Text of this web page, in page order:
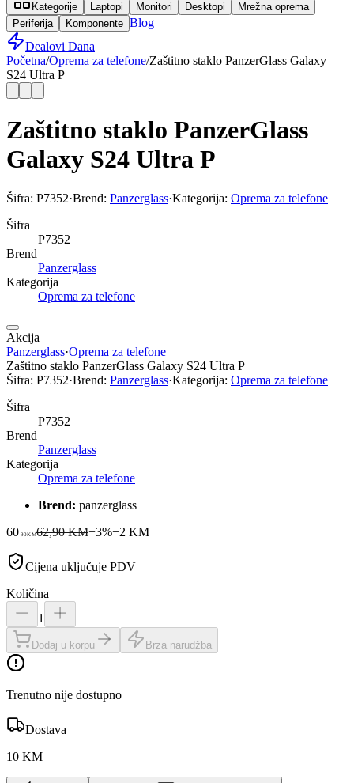
Kategorije Laptopi Monitori Desktopi
Mrežna oprema
Periferija
Komponente Blog
Dealovi Dana
Početna/Oprema za telefone/Zaštitno staklo PanzerGlass Galaxy
S24 Ultra P
Zaštitno staklo PanzerGlass
Galaxy S24 Ultra P
Šifra: P7352·Brend: Panzerglass·Kategorija: Oprema za telefone
Šifra
P7352
Brend
Panzerglass
Kategorija
Oprema za telefone
Akcija
Panzerglass·Oprema za telefone
Zaštitno staklo PanzerGlass Galaxy S24 Ultra P
Šifra: P7352·Brend: Panzerglass·Kategorija: Oprema za telefone
Šifra
P7352
Brend
Panzerglass
Kategorija
Oprema za telefone
Brend: panzerglass
60 90KM62,90 KM−3%−2 KM
Cijena uključuje PDV
Količina
1
Dodaj u korpu Brza narudžba
Trenutno nije dostupno
Dostava
10 KM